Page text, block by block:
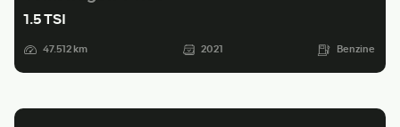
1.5 TSI
47.512 km 2021 Benzine